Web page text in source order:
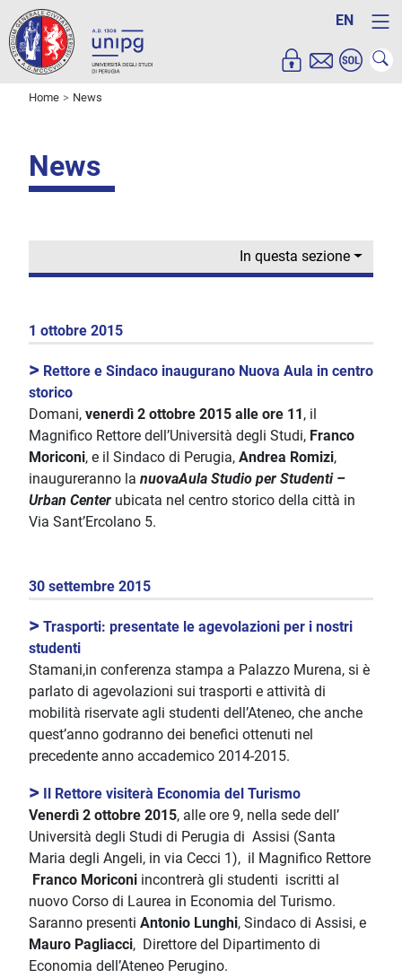
EN
Home News
News
In questa sezione
1 ottobre 2015
> Rettore e Sindaco inaugurano Nuova Aula in centro
storico
Domani, venerdì 2 ottobre 2015 alle ore 11 , il
Magnifico Rettore dell’Università degli Studi, Franco
Moriconi, e il Sindaco di Perugia, Andrea Romizi,
inaugureranno la nuovaAula Studio per Studenti –
Urban Center ubicata nel centro storico della città in
Via Sant’Ercolano 5.
30 settembre 2015
> Trasporti: presentate le agevolazioni per i nostri
studenti
Stamani,in conferenza stampa a Palazzo Murena, si è
parlato di agevolazioni sui trasporti e attività di
mobilità riservate agli studenti dell’Ateneo, che anche
quest’anno godranno dei benefici ottenuti nel
precedente anno accademico 2014-2015.
>
Il Rettore visiterà Economia del Turismo
Venerdì 2 ottobre 2015, alle ore 9, nella sede dell’
Università degli Studi di Perugia di Assisi (Santa
Maria degli Angeli, in via Cecci 1), il Magnifico Rettore
Franco Moriconi incontrerà gli studenti iscritti al
nuovo Corso di Laurea in Economia del Turismo.
Saranno presenti Antonio Lunghi, Sindaco di Assisi, e
Mauro Pagliacci, Direttore del Dipartimento di
Economia dell’Ateneo Perugino.